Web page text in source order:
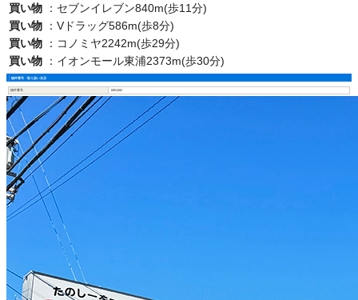
買い物
： セブンイレブン840m(歩11分)
買い物
： Vドラッグ586m(歩8分)
買い物
： コノミヤ2242m(歩29分)
買い物
： イオンモール東浦2373m(歩30分)
物件番号・取り扱い支店
物件番号 6951282